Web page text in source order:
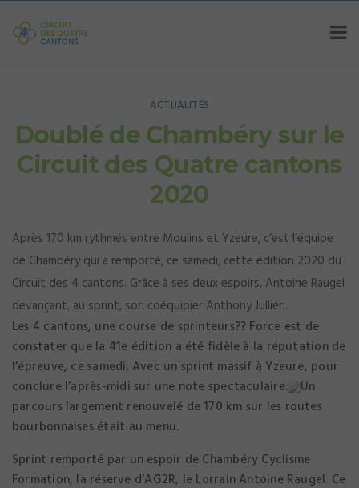
ACTUALITÉS
Doublé de Chambéry sur le
Circuit des Quatre cantons
2020
Après 170 km rythmés entre Moulins et Yzeure, c’est l’équipe
de Chambéry qui a remporté, ce samedi, cette édition 2020 du
Circuit des 4 cantons. Grâce à ses deux espoirs, Antoine Raugel
devançant, au sprint, son coéquipier Anthony Jullien.
Les 4 cantons, une course de sprinteurs?? Force est de
constater que la 41e édition a été fidèle à la réputation de
l’épreuve, ce samedi. Avec un sprint massif à Yzeure, pour
conclure l’après-midi sur une note spectaculaire.
Un
parcours largement renouvelé de 170 km sur les routes
bourbonnaises était au menu.
Sprint remporté par un espoir de Chambéry Cyclisme
Formation, la réserve d’AG2R, le Lorrain Antoine Raugel. Ce